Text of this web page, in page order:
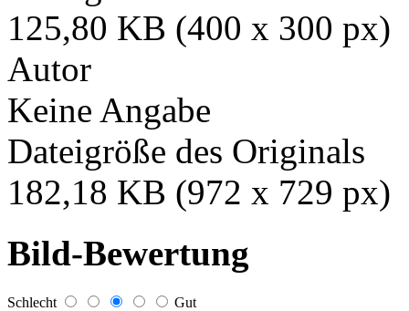
125,80 KB (400 x 300 px)
Autor
Keine Angabe
Dateigröße des Originals
182,18 KB (972 x 729 px)
Bild-Bewertung
Schlecht Gut